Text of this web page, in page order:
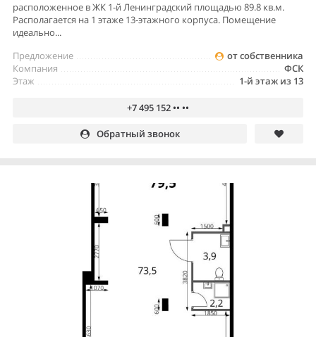
расположенное в ЖК 1-й Ленинградский площадью 89.8 кв.м.
Располагается на 1 этаже 13-этажного корпуса. Помещение
идеально...
от собственника
Предложение
ФСК
Компания
1-й этаж из 13
Этаж
+7 495 152 •• ••
Обратный звонок